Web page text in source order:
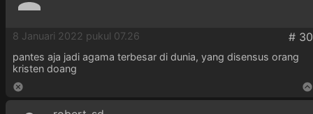
8 Januari 2022 pukul 07.26
pantes aja jadi agama terbesar di dunia, yang disensus orang
kristen doang